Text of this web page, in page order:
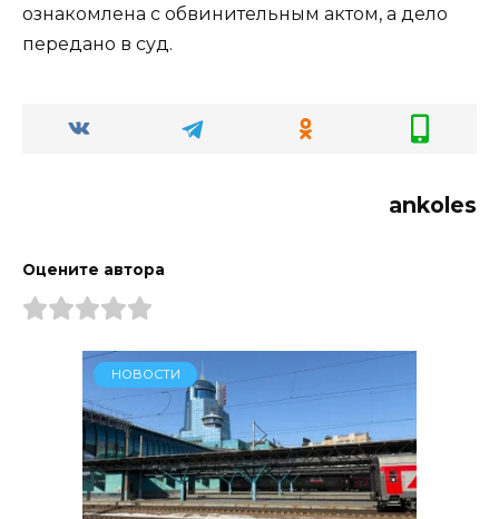
ознакомлена с обвинительным актом, а дело
передано в суд.
ankoles
Оцените автора
НОВОСТИ